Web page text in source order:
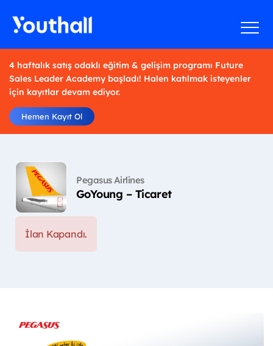
4 haftalık satış odaklı eğitim & gelişim programı Future
Sales Leader Academy başladı! Halen katılmak isteyenler
için kayıtlar devam ediyor.
Hemen Kayıt Ol
Pegasus Airlines
GoYoung – Ticaret
İlan Kapandı.